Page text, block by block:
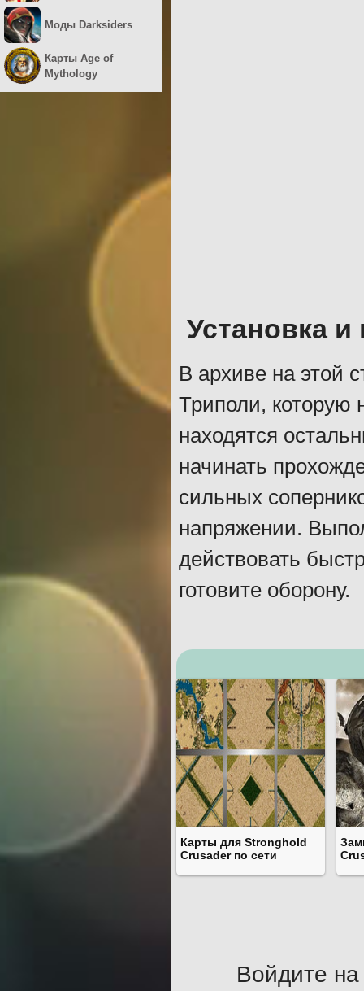
Установка
В архиве на этой
Триполи, которую
находятся
начинать
сильных
напряжении.
действовать
готовите оборону.
Карты для Stronghold
Crusader по сети
Войдите на
Моды Darksiders
Карты Age of
Mythology